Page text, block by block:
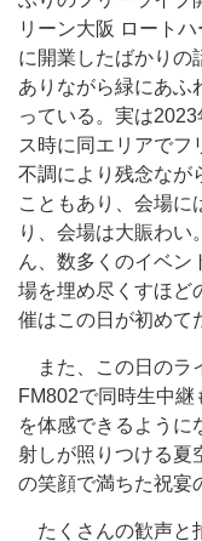
リーン大阪 ロート
に開業したばかりの
ありながら緑にあふ
っている。実は
ス時に同エリアでフ
不調により残念なが
こともあり、会場に
り、会場は大賑わい
ん、数多くのイベン
場を埋め尽くすほど
催はこの日が初めて
また、この日のラ
FM802で同時生中
を体感できるように
射しが照りつける夏
の笑顔で満ちた祝宴
たくさんの歓声と